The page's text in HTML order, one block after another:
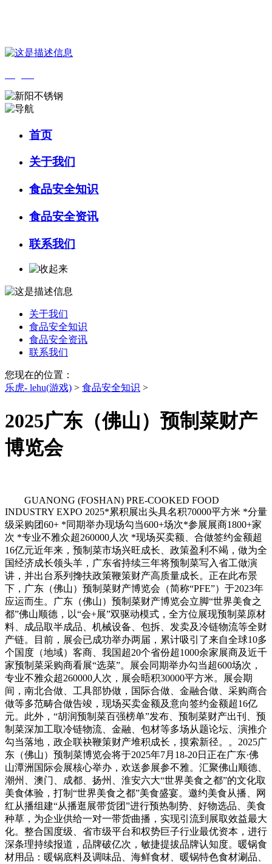
首页
关于我们
食品安全知识
食品安全资讯
联系我们
关于我们
食品安全知识
食品安全资讯
联系我们
您现在的位置：
乐虎- lehu(游戏) > 食品安全知识 >
2025广东（佛山）预制菜财产
博览会
GUANONG (FOSHAN) PRE-COOKED FOOD
INDUSTRY EXPO 2025*累积展出头具名积70000平方米 *分量
级采购团60+ *同期举办现场勾当600+场次*参展展商1800+家
次 *专业不雅众超260000人次 *现场买卖额、合做签约金额超
16亿元近年来，预制菜市场兴旺成长、政策盈利不竭，做为全
国经济成长领头羊，广东省持续三年将预制菜写入省工做演
讲，并出台系列搀扶政策鞭策财产高质量成长。正在此布景
下，广东（佛山）预制菜财产博览会（简称“PFE”）于2023年
应运而生。广东（佛山）预制菜财产博览会立脚“世界美食之
都”佛山顺德，以“会+展”双驱动模式，全方位展现预制菜原材
料、成品取半成品、机械设备、包拆、发卖及冷链物流等全财
产链。目前，展会已成功举办两届，累计吸引了来自全球10多
个国度（地域）客商、我国超20个省份超1000余家展商及近千
家预制菜采购商看展“选菜”。展会同期举办勾当超600场次，
专业不雅众超260000人次，展会晤积30000平方米。展会期
间，南北合做、工具部协做，国际合做、金融合做、采购商合
做等多范畴合做告竣，现场买卖金额及意向签约金额超16亿
元。此外，“胡润预制菜百强榜单”发布、预制菜财产出刊、预
制菜深加工取冷链物流、金融、包材等多场从题论坛、演推介
勾当落地，政企联袂鞭策财产堆积成长，摸索新径。。2025广
东（佛山）预制菜博览会将于2025年7月18-20日正在广东·佛
山潭洲国际会展核心举办，欢送参展参不雅。汇聚佛山顺德、
潮州、澳门、成都、扬州、淮安六大“世界美食之都”的文化取
美食体验，打制“世界美食之都”美食盛宴。邀约美食从播、网
红从播组建“从播逛展带货团”进行预热制势、好物选品、美食
种草，为企业供给一对一带货曲播，实现引流到展取效益最大
化。整合国度级、省市级平台和权势巨子行业最优资本，进行
深条理持续报道，品牌破亿次，敏捷提拔品牌认知度。暖锅食
材用品：暖锅底料及调味品、海鲜食材、暖锅特色食材涮品、